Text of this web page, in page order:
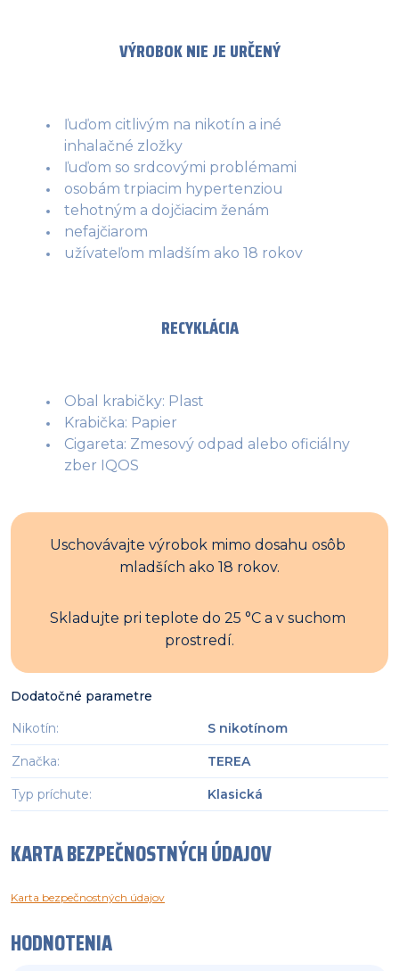
VÝROBOK NIE JE URČENÝ
ľuďom citlivým na nikotín a iné
inhalačné zložky
ľuďom so srdcovými problémami
osobám trpiacim hypertenziou
tehotným a dojčiacim ženám
nefajčiarom
užívateľom mladším ako 18 rokov
RECYKLÁCIA
Obal krabičky: Plast
Krabička: Papier
Cigareta: Zmesový odpad alebo oficiálny
zber IQOS
Uschovávajte výrobok mimo dosahu osôb
mladších ako 18 rokov.
Skladujte pri teplote do 25 °C a v suchom
prostredí.
Dodatočné parametre
Nikotín: S nikotínom
Značka: TEREA
Typ príchute: Klasická
KARTA BEZPEČNOSTNÝCH ÚDAJOV
Karta bezpečnostných údajov
HODNOTENIA